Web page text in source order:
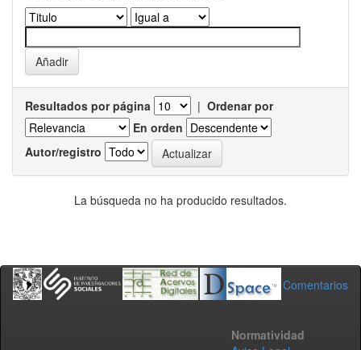
Resultados por página | Ordenar por
En orden
Autor/registro
La búsqueda no ha producido resultados.
Comentarios
Normatividad